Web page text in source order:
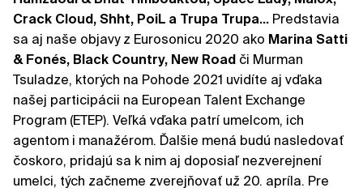
Crack Cloud, Shht, PoiL a Trupa Trupa... Predstavia
sa aj naše objavy z Eurosonicu 2020 ako Marina Satti
& Fonés, Black Country, New Road či Murman
Tsuladze, ktorých na Pohode 2021 uvidíte aj vďaka
našej participácii na European Talent Exchange
Program (ETEP). Veľká vďaka patrí umelcom, ich
agentom i manažérom. Ďalšie mená budú nasledovať
čoskoro, pridajú sa k nim aj doposiaľ nezverejnení
umelci, tých začneme zverejňovať už 20. apríla. Pre